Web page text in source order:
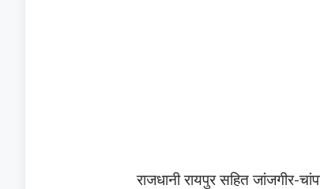
​राजधानी रायपुर सहित जांजगीर-